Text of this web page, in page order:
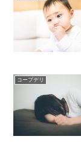
コープデリ